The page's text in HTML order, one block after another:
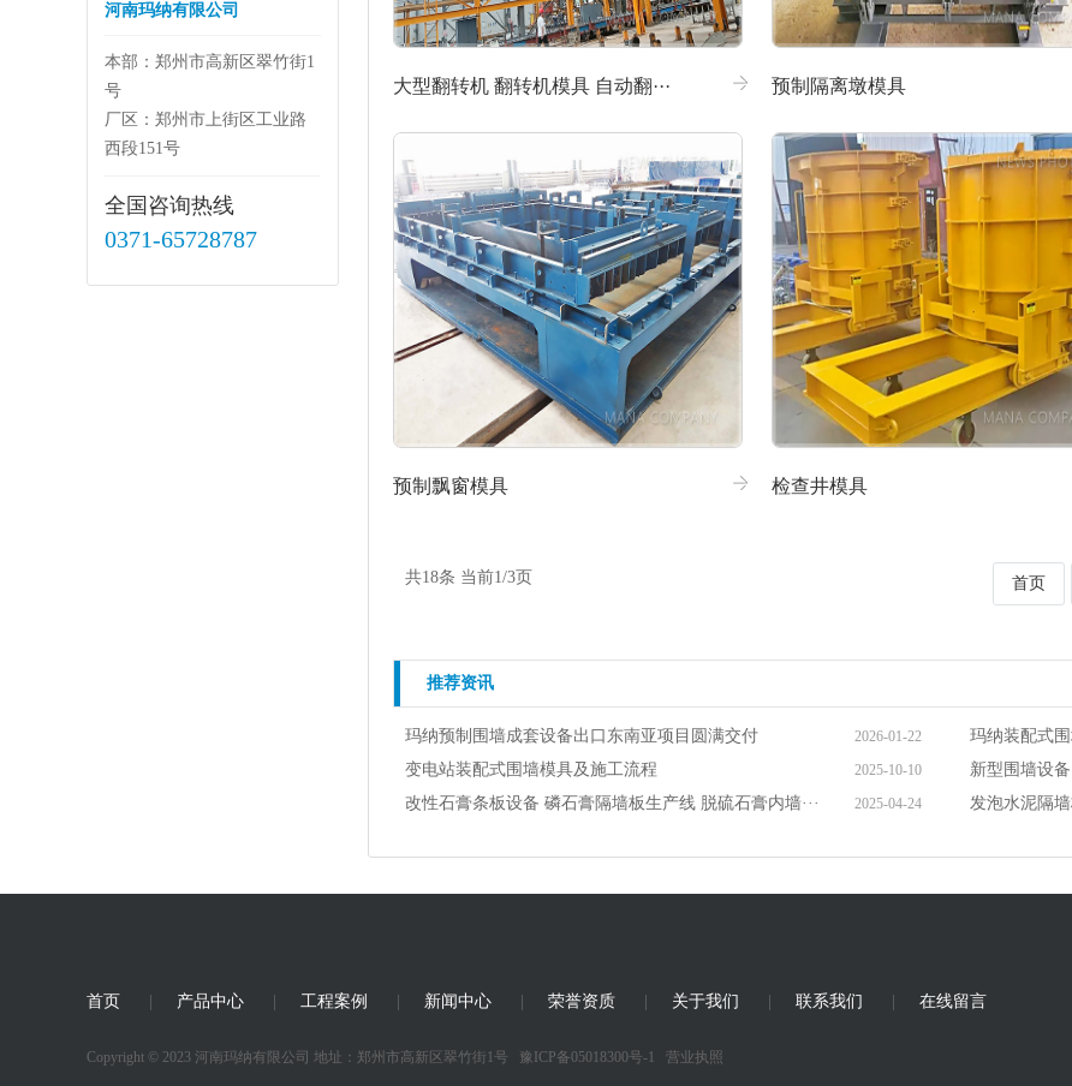
河南玛纳有限公司
本部：郑州市高新区翠竹街1
号
厂区：郑州市上街区工业路
西段151号
全国咨询热线
0371-65728787
大型翻转机 翻转机模具 自动翻··· 预制隔离墩模具
预制飘窗模具 检查井模具
共18条 当前1/3页 首页
推荐资讯
2026-01-22
玛纳预制围墙成套设备出口东南亚项目圆满交付 玛纳装配式
2025-10-10
变电站装配式围墙模具及施工流程 新型围墙设
2025-04-24
改性石膏条板设备 磷石膏隔墙板生产线 脱硫石膏内墙··· 发泡水泥隔
首页 产品中心 工程案例 新闻中心 荣誉资质 关于我们 联系我们 在线留言
Copyright © 2023 河南玛纳有限公司 地址：郑州市高新区翠竹街1号 豫ICP备05018300号-1 营业执照